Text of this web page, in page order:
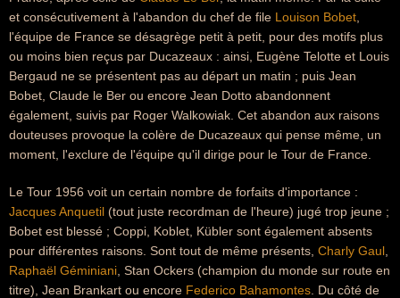
et consécutivement à l'abandon du chef de file Louison Bobet
l'équipe de France se désagrège petit à petit, pour des motifs plus
ou moins bien reçus par Ducazeaux : ainsi, Eugène Telotte et Louis
Bergaud ne se présentent pas au départ un matin ; puis Jean
Bobet, Claude le Ber ou encore Jean Dotto abandonnent
également, suivis par Roger Walkowiak. Cet abandon aux raisons
douteuses provoque la colère de Ducazeaux qui pense même, un
moment, l'exclure de l'équipe qu'il dirige pour le Tour de France.
Le Tour 1956 voit un certain nombre de forfaits d'importance :
Jacques Anquetil (tout juste recordman de l'heure) jugé trop jeune ;
Bobet est blessé ; Coppi, Koblet, Kübler sont également absents
pour différentes raisons. Sont tout de même présents, Charly Gaul
Raphaël Géminiani , Stan Ockers (champion du monde sur route en
titre), Jean Brankart ou encore Federico Bahamontes . Du côté de